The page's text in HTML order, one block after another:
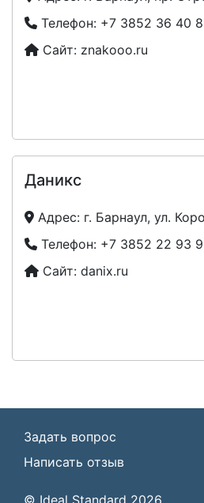
Телефон: +7 3852 36 40
Сайт: znakooo.ru
Даникс
Адрес: г. Барнаул, ул.
Телефон: +7 3852 22 93
Сайт: danix.ru
Задать вопрос
Написать отзыв